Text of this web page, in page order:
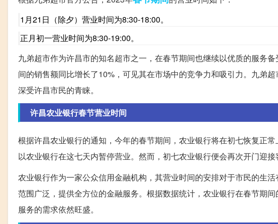
1月21日（除夕）营业时间为8:30-18:00。
正月初一营业时间为8:30-19:00。
九弟超市作为许昌市的知名超市之一，在春节期间也继续以优质的服务
间的销售额同比增长了10%，可见其在市场中的竞争力和吸引力。九弟
深受许昌市民的青睐。
许昌农业银行春节营业时间
根据许昌农业银行的通知，今年的春节期间，农业银行将在初七恢复正
以农业银行在这七天内暂停营业。然而，初七农业银行便会再次开门迎接
农业银行作为一家公众信用金融机构，其营业时间的安排对于市民的生
范围广泛，提供全方位的金融服务。根据数据统计，农业银行在春节期
服务的需求依然旺盛。